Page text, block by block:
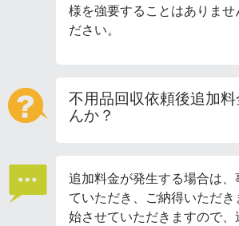
様を強要することはありませ
ださい。
不用品回収依頼後追加
んか？
追加料金が発生する場合は
ていただき、ご納得いただ
始させていただきますので